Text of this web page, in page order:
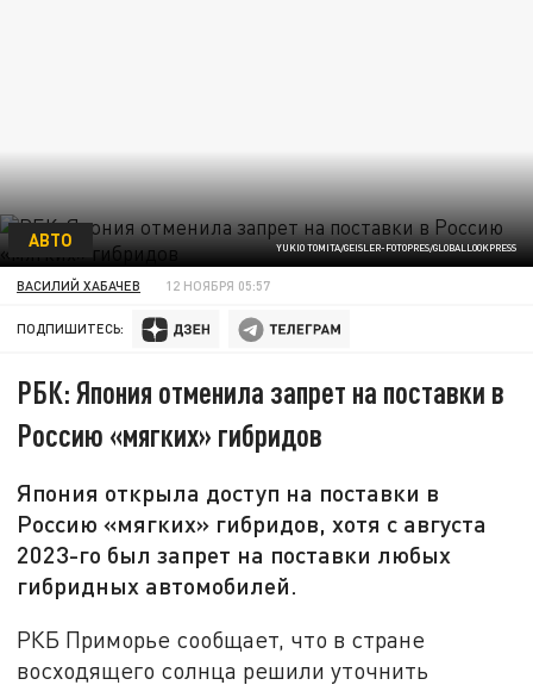
YUKIO TOMITA/GEISLER-FOTOPRES/GLOBALLOOKPRESS
АВТО
ВАСИЛИЙ ХАБАЧЕВ 12 НОЯБРЯ 05:57
ПОДПИШИТЕСЬ:
РБК: Япония отменила запрет на поставки в
Россию «мягких» гибридов
Япония открыла доступ на поставки в
Россию «мягких» гибридов, хотя с августа
2023-го был запрет на поставки любых
гибридных автомобилей.
РКБ Приморье сообщает, что в стране
восходящего солнца решили уточнить